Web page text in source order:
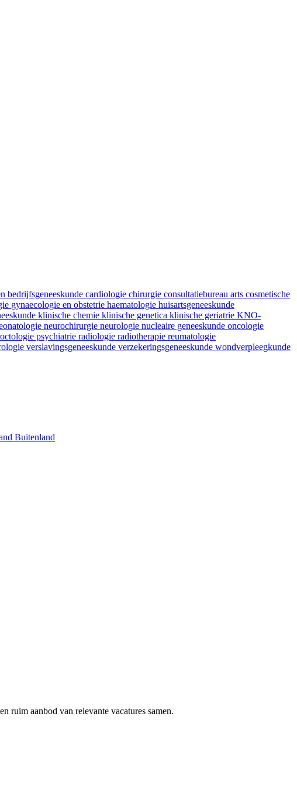
bedrijfsgeneeskunde cardiologie chirurgie consultatiebureau arts cosmetische
gynaecologie en obstetrie haematologie huisartsgeneeskunde
klinische chemie klinische genetica klinische geriatrie KNO-
neurochirurgie neurologie nucleaire geneeskunde oncologie
psychiatrie radiologie radiotherapie reumatologie
verslavingsgeneeskunde verzekeringsgeneeskunde wondverpleegkunde
Buitenland
ruim aanbod van relevante vacatures samen.